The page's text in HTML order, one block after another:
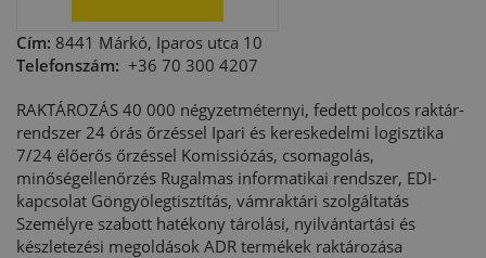
Cím: 8441 Márkó, Iparos utca 10
Telefonszám: +36 70 300 4207
RAKTÁROZÁS 40 000 négyzetméternyi, fedett polcos raktár-
rendszer 24 órás őrzéssel Ipari és kereskedelmi logisztika
7/24 élőerős őrzéssel Komissiózás, csomagolás,
minőségellenőrzés Rugalmas informatikai rendszer, EDI-
kapcsolat Göngyölegtisztítás, vámraktári szolgáltatás
Személyre szabott hatékony tárolási, nyilvántartási és
készletezési megoldások ADR termékek raktározása